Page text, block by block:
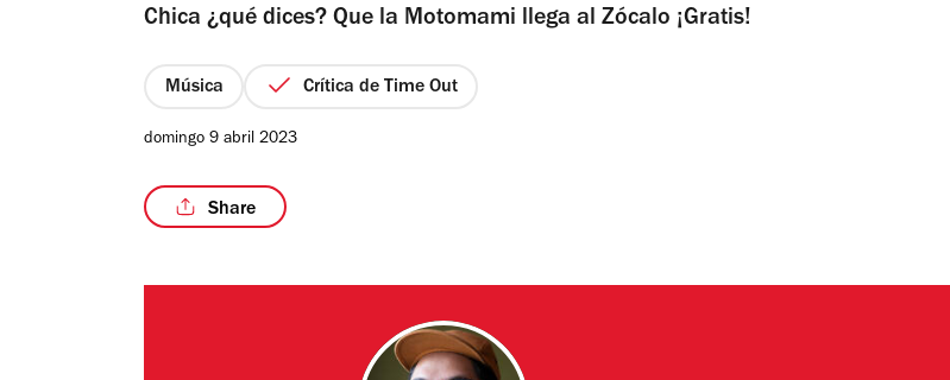
Chica ¿qué dices? Que la Motomami llega al Zócalo ¡Gratis!
Música Crítica de Time Out
domingo 9 abril 2023
Share